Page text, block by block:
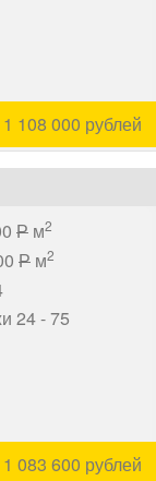
1 108 000 рублей
P м2
P м2
24 - 75
1 083 600 рублей